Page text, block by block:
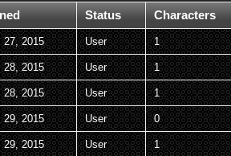
Status Characters
27, 2015 User 1
28, 2015 User 1
28, 2015 User 1
29, 2015 User 0
29, 2015 User 1